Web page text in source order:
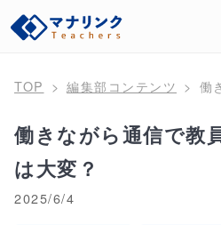
TOP 編集部コンテンツ 働
働きながら通信で教
は大変？
2025/6/4